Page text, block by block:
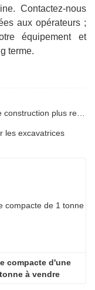
Contactez-nous
aux opérateurs ;
équipement et
terme.
Précédent : Comment rendre les projets de construction plus rentables : la valeur cachée de la durabilité des excavatrices — une analyse à long terme basée sur les machines CARTER
les excavatrices
compacte d'une
tonne à vendre